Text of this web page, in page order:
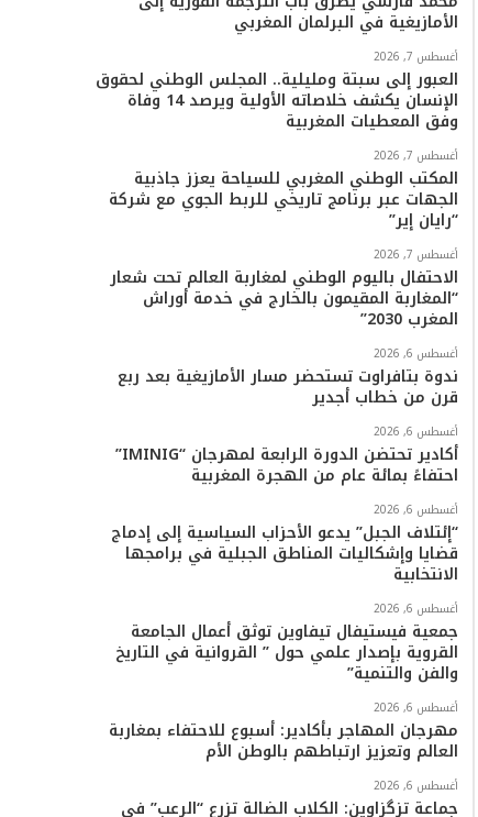
و
ك
ر
و
ق
ا
o
ا
الأمازيغية في البرلمان المغربي
أغسطس 7, 2026
العبور إلى سبتة ومليلية.. المجلس الوطني لحقوق
الإنسان يكشف خلاصاته الأولية ويرصد 14 وفاة
وفق المعطيات المغربية
أغسطس 7, 2026
المكتب الوطني المغربي للسياحة يعزز جاذبية
الجهات عبر برنامج تاريخي للربط الجوي مع شركة
“رايان إير”
أغسطس 7, 2026
الاحتفال باليوم الوطني لمغاربة العالم تحت شعار
“المغاربة المقيمون بالخارج في خدمة أوراش
المغرب 2030”
أغسطس 6, 2026
ندوة بتافراوت تستحضر مسار الأمازيغية بعد ربع
قرن من خطاب أجدير
أغسطس 6, 2026
أكادير تحتضن الدورة الرابعة لمهرجان “IMINIG”
احتفاءً بمائة عام من الهجرة المغربية
أغسطس 6, 2026
“إئتلاف الجبل” يدعو الأحزاب السياسية إلى إدماج
قضايا وإشكاليات المناطق الجبلية في برامجها
الانتخابية
أغسطس 6, 2026
جمعية فيستيفال تيفاوين توثق أعمال الجامعة
القروية بإصدار علمي حول ” القروانية في التاريخ
والفن والتنمية”
أغسطس 6, 2026
مهرجان المهاجر بأكادير: أسبوع للاحتفاء بمغاربة
العالم وتعزيز ارتباطهم بالوطن الأم
أغسطس 6, 2026
جماعة تزگزاوين: الكلاب الضالة تزرع “الرعب” في